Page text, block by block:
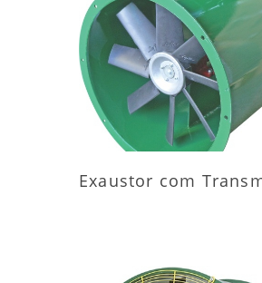
MAIS
Exaustor com